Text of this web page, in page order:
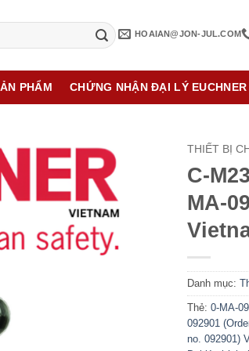
HOAIAN@JON-JUL.COM
PHẨM CHỨNG NHẬN ĐẠI LÝ EUCHNER
THIẾT BỊ
C-
MA-
Danh mục:
Thẻ: 0-MA-
092901
no. 092901)